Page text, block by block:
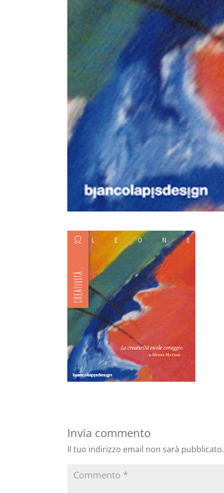
Invia commento
Il tuo indirizzo email non sarà pubblicato.